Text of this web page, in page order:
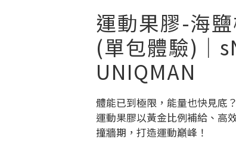
運動果膠-海
(單包體驗)｜
UNIQMAN
體能已到極限，能量也快見底？
運動果膠以黃金比例補給、高
撞牆期，打造運動巔峰！